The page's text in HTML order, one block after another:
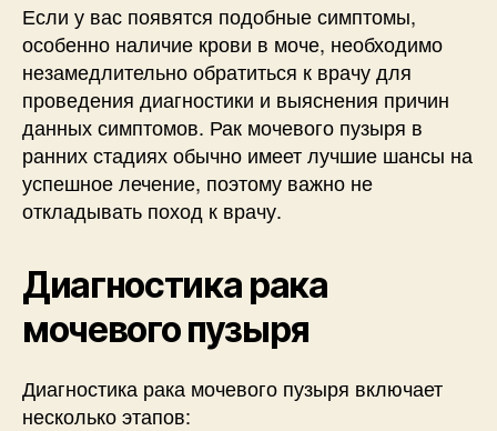
Если у вас появятся подобные симптомы,
особенно наличие крови в моче, необходимо
незамедлительно обратиться к врачу для
проведения диагностики и выяснения причин
данных симптомов. Рак мочевого пузыря в
ранних стадиях обычно имеет лучшие шансы на
успешное лечение, поэтому важно не
откладывать поход к врачу.
Диагностика рака
мочевого пузыря
Диагностика рака мочевого пузыря включает
несколько этапов: